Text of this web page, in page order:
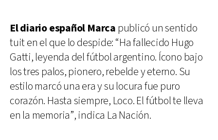
El diario español Marca publicó un sentido
tuit en el que lo despide: “Ha fallecido Hugo
Gatti, leyenda del fútbol argentino. Ícono bajo
los tres palos, pionero, rebelde y eterno. Su
estilo marcó una era y su locura fue puro
corazón. Hasta siempre, Loco. El fútbol te lleva
en la memoria”, indica La Nación.